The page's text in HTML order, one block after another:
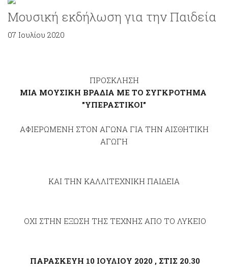
Μουσική εκδήλωση για την Παιδεία
07 Ιουλίου 2020
ΠΡΟΣΚΛΗΣΗ
ΜΙΑ ΜΟΥΣΙΚΗ ΒΡΑΔΙΑ ΜΕ ΤΟ ΣΥΓΚΡΟΤΗΜΑ
"ΥΠΕΡΑΣΤΙΚΟΙ"
ΑΦΙΕΡΩΜΕΝΗ ΣΤΟΝ ΑΓΩΝΑ ΓΙΑ ΤΗΝ ΑΙΣΘΗΤΙΚΗ
ΑΓΩΓΗ
ΚΑΙ ΤΗΝ ΚΑΛΛΙΤΕΧΝΙΚΗ ΠΑΙΔΕΙΑ
ΟΧΙ ΣΤΗΝ ΕΞΩΣΗ ΤΗΣ ΤΕΧΝΗΣ ΑΠΟ ΤΟ ΛΥΚΕΙΟ
ΠΑΡΑΣΚΕΥΗ 10 ΙΟΥΛΙΟΥ 2020 , ΣΤΙΣ 20.30